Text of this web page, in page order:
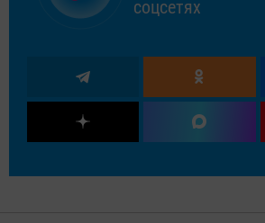
соцсетях